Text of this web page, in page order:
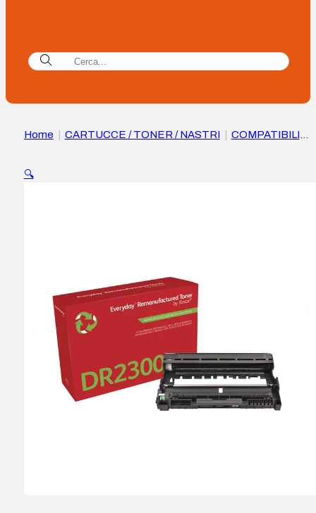
Home CARTUCCE / TONER / NASTRI
COMPATIBILI
Compatibile (tamburo) – 006R04751/006R03555
🔍